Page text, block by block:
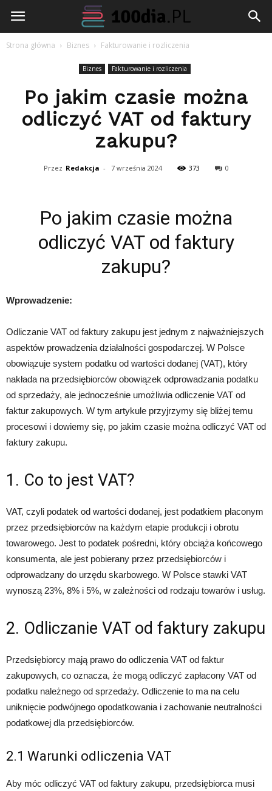
100dia.pl
Strona główna Biznes Fakturowanie i rozliczenia
Biznes Fakturowanie i rozliczenia
Po jakim czasie można
odliczyć VAT od faktury
zakupu?
Przez Redakcja - 7 września 2024 373 0
Po jakim czasie można
odliczyć VAT od faktury
zakupu?
Wprowadzenie:
Odliczanie VAT od faktury zakupu jest jednym z najważniejszych
aspektów prowadzenia działalności gospodarczej. W Polsce
obowiązuje system podatku od wartości dodanej (VAT), który
nakłada na przedsiębiorców obowiązek odprowadzania podatku
od sprzedaży, ale jednocześnie umożliwia odliczenie VAT od
faktur zakupowych. W tym artykule przyjrzymy się bliżej temu
procesowi i dowiemy się, po jakim czasie można odliczyć VAT od
faktury zakupu.
1. Co to jest VAT?
VAT, czyli podatek od wartości dodanej, jest podatkiem płaconym
przez przedsiębiorców na każdym etapie produkcji i obrotu
towarowego. Jest to podatek pośredni, który obciąża końcowego
konsumenta, ale jest pobierany przez przedsiębiorców i
odprowadzany do urzędu skarbowego. W Polsce stawki VAT
wynoszą 23%, 8% i 5%, w zależności od rodzaju towarów i usług.
2. Odliczanie VAT od faktury zakupu
Przedsiębiorcy mają prawo do odliczenia VAT od faktur
zakupowych, co oznacza, że mogą odliczyć zapłacony VAT od
podatku należnego od sprzedaży. Odliczenie to ma na celu
uniknięcie podwójnego opodatkowania i zachowanie neutralności
podatkowej dla przedsiębiorców.
2.1 Warunki odliczenia VAT
Aby móc odliczyć VAT od faktury zakupu, przedsiębiorca musi